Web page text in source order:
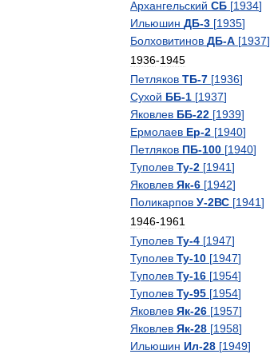
Архангельский СБ [1934]
Ильюшин ДБ-3 [1935]
Болховитинов ДБ-А [1937]
1936-1945
Петляков ТБ-7 [1936]
Сухой ББ-1 [1937]
Яковлев ББ-22 [1939]
Ермолаев Ер-2 [1940]
Петляков ПБ-100 [1940]
Туполев Ту-2 [1941]
Яковлев Як-6 [1942]
Поликарпов У-2ВС [1941]
1946-1961
Туполев Ту-4 [1947]
Туполев Ту-10 [1947]
Туполев Ту-16 [1954]
Туполев Ту-95 [1954]
Яковлев Як-26 [1957]
Яковлев Як-28 [1958]
Ильюшин Ил-28 [1949]